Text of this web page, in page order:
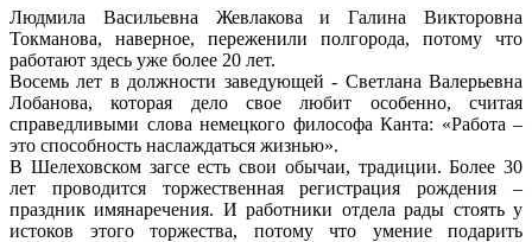
Людмила Васильевна Жевлакова и Галина Викторовна
Токманова, наверное, переженили полгорода, потому что
работают здесь уже более 20 лет.
Восемь лет в должности заведующей - Светлана Валерьевна
Лобанова, которая дело свое любит особенно, считая
справедливыми слова немецкого философа Канта: «Работа –
это способность наслаждаться жизнью».
В Шелеховском загсе есть свои обычаи, традиции. Более 30
лет проводится торжественная регистрация рождения –
праздник имянаречения. И работники отдела рады стоять у
истоков этого торжества, потому что умение подарить